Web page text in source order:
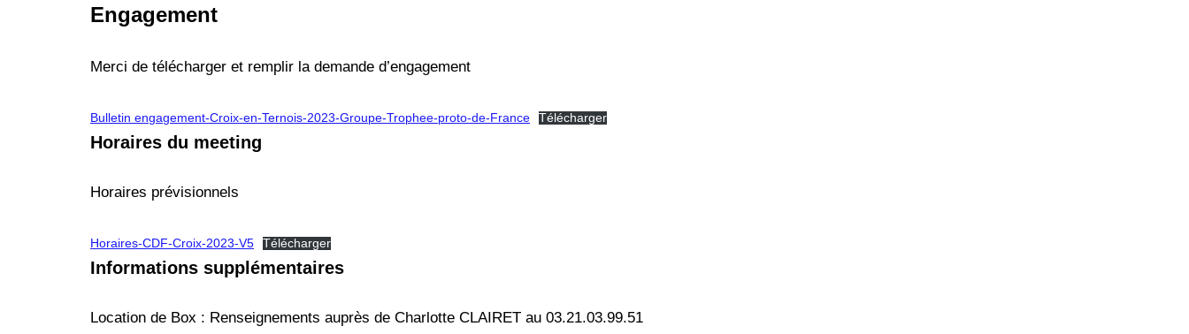
Engagement
Merci de télécharger et remplir la demande d’engagement
Bulletin engagement-Croix-en-Ternois-2023-Groupe-Trophee-proto-de-France Télécharger
Horaires du meeting
Horaires prévisionnels
Horaires-CDF-Croix-2023-V5 Télécharger
Informations supplémentaires
Location de Box : Renseignements auprès de Charlotte CLAIRET au 03.21.03.99.51